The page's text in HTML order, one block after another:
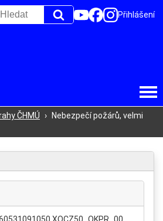
Přihlášení
ČHMÚ ›
Nebezpečí požárů, velmi